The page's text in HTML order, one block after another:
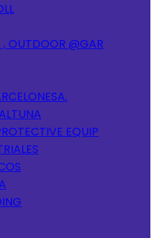
OUTDOOR @GAR
EQUIP